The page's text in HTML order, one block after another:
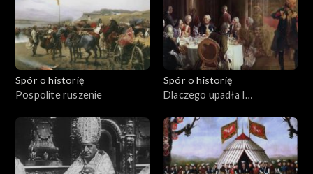
Spór o historię
Pospolite ruszenie
Spór o historię
Dlaczego upadła I